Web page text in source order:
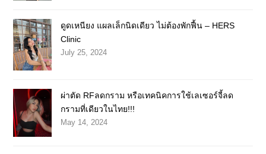
ดูดเหนียง แผลเล็กนิดเดียว ไม่ต้องพักฟื้น – HERS
Clinic
July 25, 2024
ผ่าตัด RFลดกราม หรือเทคนิคการใช้เลเซอร์จี้ลด
กรามที่เดียวในไทย!!!
May 14, 2024